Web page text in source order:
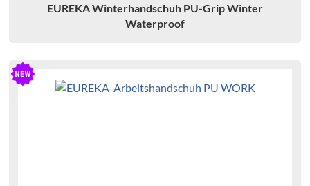
EUREKA Winterhandschuh PU-Grip Winter
Waterproof